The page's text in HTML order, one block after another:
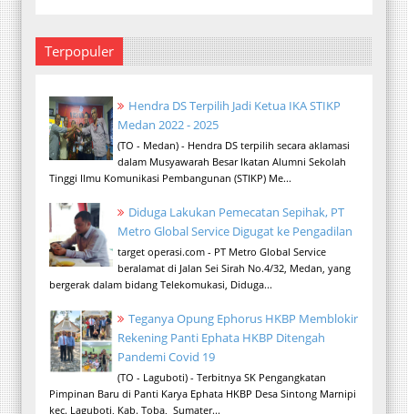
Terpopuler
Hendra DS Terpilih Jadi Ketua IKA STIKP
Medan 2022 - 2025
(TO - Medan) - Hendra DS terpilih secara aklamasi
dalam Musyawarah Besar Ikatan Alumni Sekolah
Tinggi Ilmu Komunikasi Pembangunan (STIKP) Me...
Diduga Lakukan Pemecatan Sepihak, PT
Metro Global Service Digugat ke Pengadilan
target operasi.com - PT Metro Global Service
beralamat di Jalan Sei Sirah No.4/32, Medan, yang
bergerak dalam bidang Telekomukasi, Diduga...
Teganya Opung Ephorus HKBP Memblokir
Rekening Panti Ephata HKBP Ditengah
Pandemi Covid 19
(TO - Laguboti) - Terbitnya SK Pengangkatan
Pimpinan Baru di Panti Karya Ephata HKBP Desa Sintong Marnipi
kec. Laguboti, Kab. Toba, Sumater...